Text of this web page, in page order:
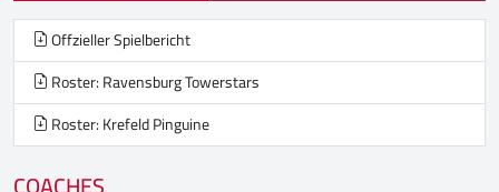
Offzieller Spielbericht
Roster: Ravensburg Towerstars
Roster: Krefeld Pinguine